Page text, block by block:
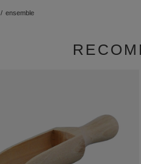
/ ensemble